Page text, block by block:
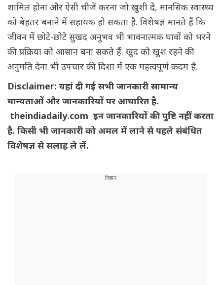
शामिल होना और ऐसी चीजें करना जो खुशी दें, मानसिक स्वास्थ्य
को बेहतर बनाने में सहायक हो सकता है. विशेषज्ञ मानते हैं कि
जीवन में छोटे-छोटे सुखद अनुभव भी भावनात्मक घावों को भरने
की प्रक्रिया को आसान बना सकते हैं. खुद को खुश रहने की
अनुमति देना भी उपचार की दिशा में एक महत्वपूर्ण कदम है.
Disclaimer: यहां दी गई सभी जानकारी सामान्य
मान्यताओं और जानकारियों पर आधारित है.
theindiadaily.com इन जानकारियों की पुष्टि नहीं करता
है. किसी भी जानकारी को अमल में लाने से पहले संबंधित
विशेषज्ञ से सलाह ले लें.